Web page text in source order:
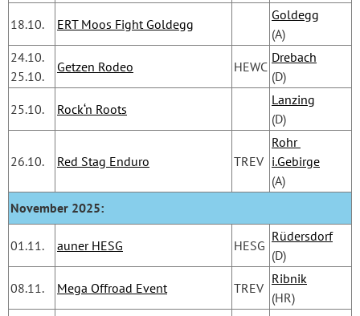
18.10. ERT Moos Fight Goldegg
Goldegg
(A)
24.10.
25.10.
Getzen Rodeo HEWC
Drebach
(D)
25.10. Rock‘n Roots
Lanzing
(D)
26.10. Red Stag Enduro TREV
Rohr
i.Gebirge
(A)
November 2025:
01.11. auner HESG HESG
Rüdersdorf
(D)
08.11. Mega Offroad Event TREV
Ribnik
(HR)